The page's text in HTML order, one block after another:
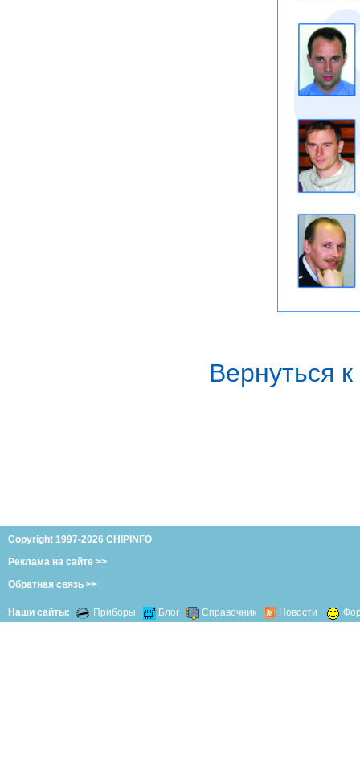
Вернуться
Copyright 1997-2026 CHIPINFO
Реклама на сайте >>
Обратная связь >>
Наши сайты: Приборы Блог Справочник Новости